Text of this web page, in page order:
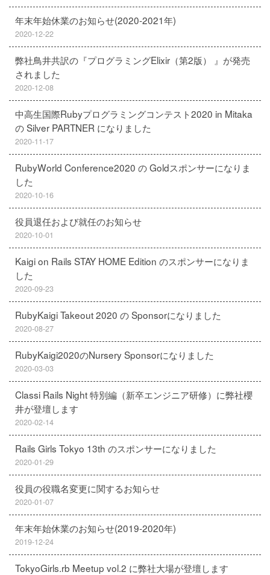
年末年始休業のお知らせ(2020-2021年)
2020-12-22
弊社鳥井共訳の『プログラミングElixir（第2版） 』が発売
されました
2020-12-08
中高生国際Rubyプログラミングコンテスト2020 in Mitaka
の Silver PARTNER になりました
2020-11-17
RubyWorld Conference2020 の Goldスポンサーになりま
した
2020-10-16
役員退任および就任のお知らせ
2020-10-01
Kaigi on Rails STAY HOME Edition のスポンサーになりま
した
2020-09-23
RubyKaigi Takeout 2020 の Sponsorになりました
2020-08-27
RubyKaigi2020のNursery Sponsorになりました
2020-03-03
Classi Rails Night 特別編（新卒エンジニア研修）に弊社櫻
井が登壇します
2020-02-14
Rails Girls Tokyo 13th のスポンサーになりました
2020-01-29
役員の役職名変更に関するお知らせ
2020-01-07
年末年始休業のお知らせ(2019-2020年)
2019-12-24
TokyoGirls.rb Meetup vol.2 に弊社大場が登壇します